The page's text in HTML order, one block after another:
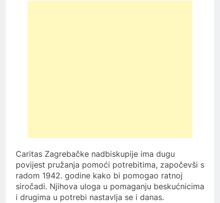
Caritas Zagrebačke nadbiskupije ima dugu
povijest pružanja pomoći potrebitima, započevši s
radom 1942. godine kako bi pomogao ratnoj
siročadi. Njihova uloga u pomaganju beskućnicima
i drugima u potrebi nastavlja se i danas.